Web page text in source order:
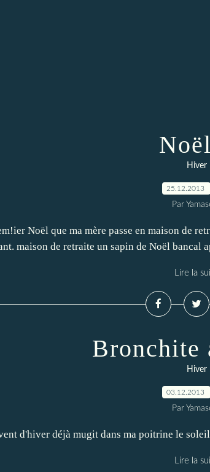
Hiver
25.12.2013
Par
Noël que ma mère passe en maison de
maison de retraite un sapin de Noël bancal
Lire la
Bronchite
Hiver
03.12.2013
Par
d'hiver déjà mugit dans ma poitrine le
Lire la